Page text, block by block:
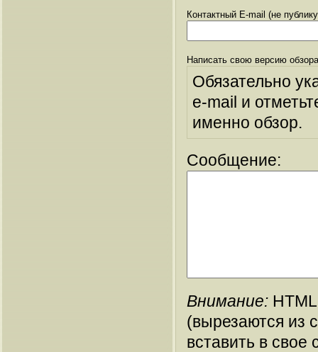
Контактный E-mail (не
Написать свою версию
Обязательно
e-mail и
именно обзор.
Сообщение:
Внимание:
(вырезаются из
вставить в